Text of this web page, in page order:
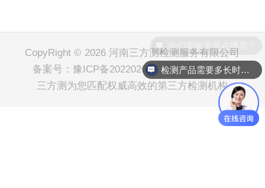
CopyRight © 2026 河南三方测检测服务有限公司
备案号： 豫ICP备2022026543号-1
网站地图
三方测 为您匹配权威高效的第三方检测机构
检测产品需要多长时间？